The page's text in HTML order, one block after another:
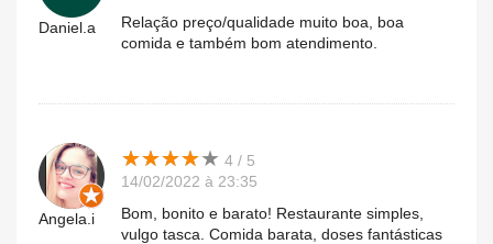
Daniel.a
Relação preço/qualidade muito boa, boa
comida e também bom atendimento.
Angela.i
★★★★★
★★★★★ 4 / 5
14/02/2022 à 23:35
Bom, bonito e barato! Restaurante simples,
vulgo tasca. Comida barata, doses fantásticas